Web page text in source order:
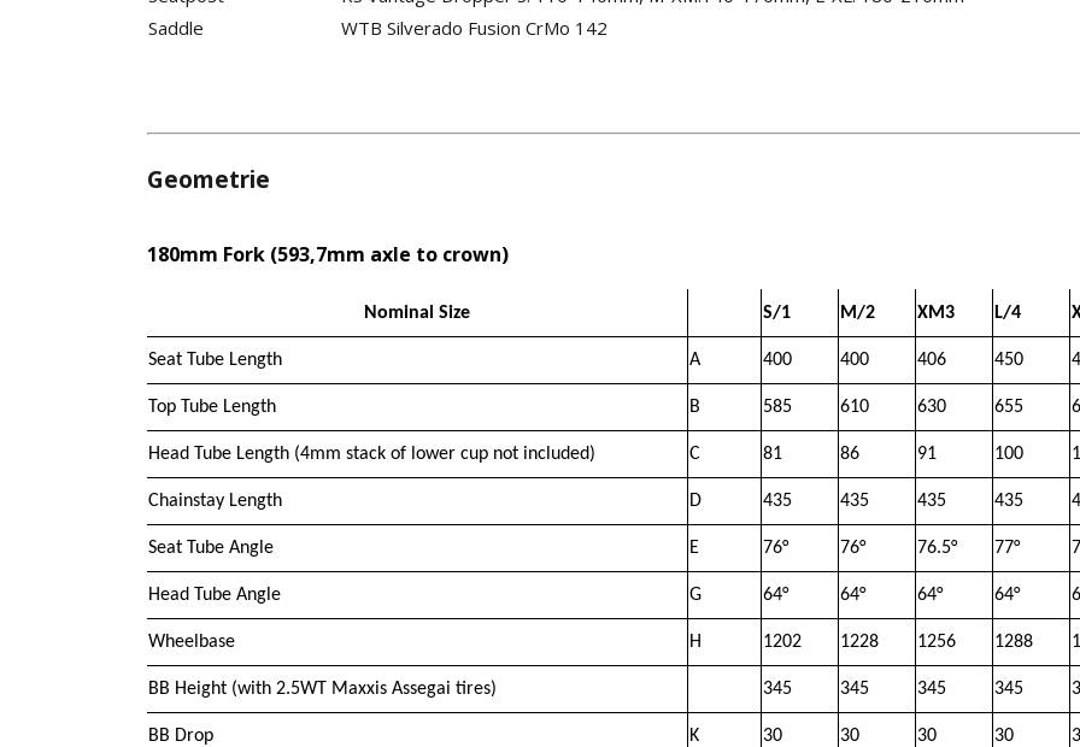
Saddle
WTB Silverado Fusion CrMo 142
Geometrie
180mm Fork (593,7mm axle to crown)
Nominal Size S/1 M/2 XM3 L/4
Seat Tube Length A 400 400 406 450
Top Tube Length B 585 610 630 655
Head Tube Length (4mm stack of lower cup not included) C 81 86 91 100
Chainstay Length D 435 435 435 435
Seat Tube Angle E 76° 76° 76.5° 77°
Head Tube Angle G 64° 64° 64° 64°
Wheelbase H 1202 1228 1256 1288
BB Height (with 2.5WT Maxxis Assegai tires) 345 345 345 345
BB Drop K 30 30 30 30